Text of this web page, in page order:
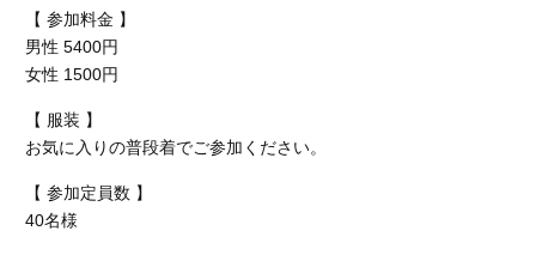
【 参加料金 】
男性 5400円
女性 1500円
【 服装 】
お気に入りの普段着でご参加ください。
【 参加定員数 】
40名様